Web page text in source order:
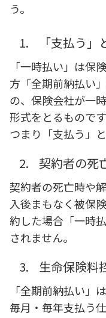
う。
1. 「支払う
「一時払い」は保
方「全期前納払い
の、保険会社が一
形式をとるものです
つまり「支払う」
2. 契約者の死
契約者の死亡時や
入後まもなく被保
約した場合「一時
されません。
3. 生命保険料
「全期前納払い」
毎月・毎年支払う